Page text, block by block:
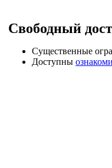
Свободный
Cущественные
Доступны